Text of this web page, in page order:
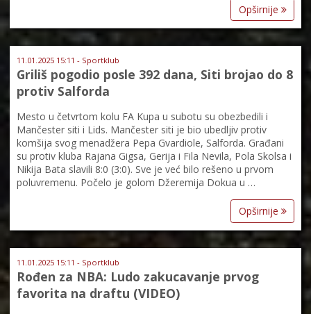
Opširnije
11.01.2025 15:11 - Sportklub
Griliš pogodio posle 392 dana, Siti brojao do 8
protiv Salforda
Mesto u četvrtom kolu FA Kupa u subotu su obezbedili i
Mančester siti i Lids. Mančester siti je bio ubedljiv protiv
komšija svog menadžera Pepa Gvardiole, Salforda. Građani
su protiv kluba Rajana Gigsa, Gerija i Fila Nevila, Pola Skolsa i
Nikija Bata slavili 8:0 (3:0). Sve je već bilo rešeno u prvom
poluvremenu. Počelo je golom Džeremija Dokua u …
Opširnije
11.01.2025 15:11 - Sportklub
Rođen za NBA: Ludo zakucavanje prvog
favorita na draftu (VIDEO)